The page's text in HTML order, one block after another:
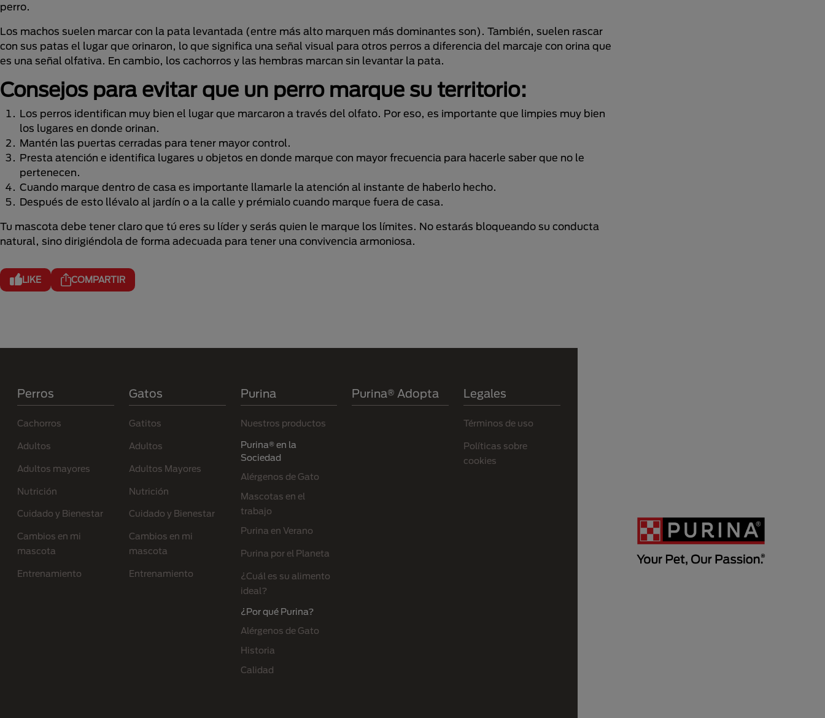
perro.
Los machos suelen marcar con la pata levantada (entre más alto marquen más dominantes son). También, suelen rascar
con sus patas el lugar que orinaron, lo que significa una señal visual para otros perros a diferencia del marcaje con orina que
es una señal olfativa. En cambio, los cachorros y las hembras marcan sin levantar la pata.
Consejos para evitar que un perro marque su territorio:
Los perros identifican muy bien el lugar que marcaron a través del olfato. Por eso, es importante que limpies muy bien
los lugares en donde orinan.
Mantén las puertas cerradas para tener mayor control.
Presta atención e identifica lugares u objetos en donde marque con mayor frecuencia para hacerle saber que no le
pertenecen.
Cuando marque dentro de casa es importante llamarle la atención al instante de haberlo hecho.
Después de esto llévalo al jardín o a la calle y prémialo cuando marque fuera de casa.
Tu mascota debe tener claro que tú eres su líder y serás quien le marque los límites. No estarás bloqueando su conducta
natural, sino dirigiéndola de forma adecuada para tener una convivencia armoniosa.
LIKE COMPARTIR
Perros
Cachorros
Adultos
Adultos mayores
Nutrición
Cuidado y Bienestar
Cambios en mi
mascota
Entrenamiento
Gatos
Gatitos
Adultos
Adultos Mayores
Nutrición
Cuidado y Bienestar
Cambios en mi
mascota
Entrenamiento
Purina
Nuestros productos
Purina® en la
Sociedad
Alérgenos de Gato
Mascotas en el
trabajo
Purina en Verano
Purina por el Planeta
¿Cuál es su alimento
ideal?
¿Por qué Purina?
Alérgenos de Gato
Historia
Calidad
Purina® Adopta Legales
Términos de uso
Políticas sobre
cookies